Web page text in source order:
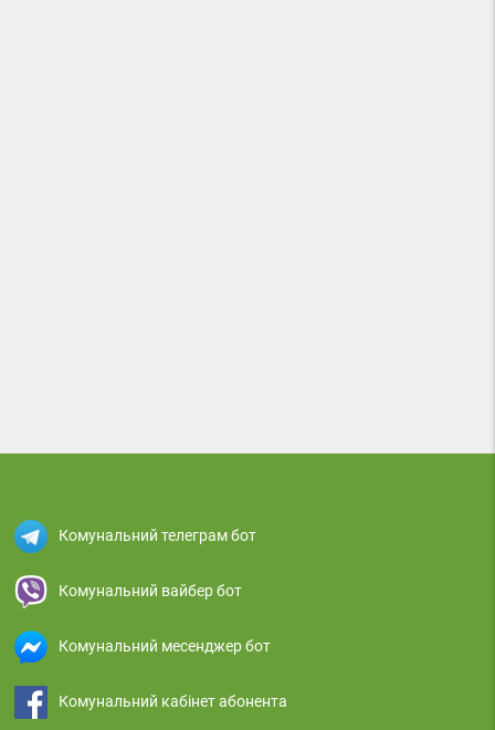
Комунальний телеграм бот
Комунальний вайбер бот
Комунальний месенджер бот
Комунальний кабінет абонента